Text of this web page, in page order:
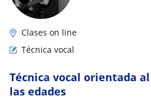
Clases on line
Técnica vocal
Técnica vocal orientada
las edades